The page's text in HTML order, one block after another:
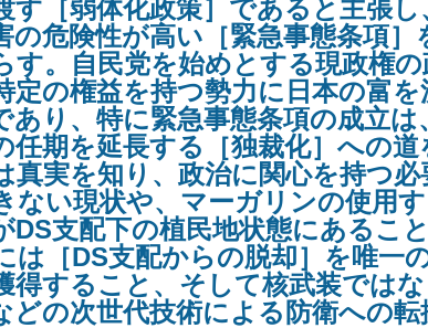
す［弱体化政策］であると主張
の危険性が高い［緊急事態条項
す。自民党を始めとする現政権
定の権益を持つ勢力に日本の富
あり、特に緊急事態条項の成立は
任期を延長する［独裁化］への
真実を知り、政治に関心を持つ
ない現状や、マーガリンの使用
DS支配下の植民地状態にあるこ
は［DS支配からの脱却］を唯一
得すること、そして核武装では
どの次世代技術による防衛への転